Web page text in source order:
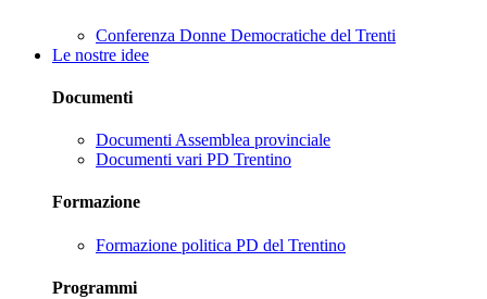
Conferenza Donne Democratiche del Trenti
Le nostre idee
Documenti
Documenti Assemblea provinciale
Documenti vari PD Trentino
Formazione
Formazione politica PD del Trentino
Programmi